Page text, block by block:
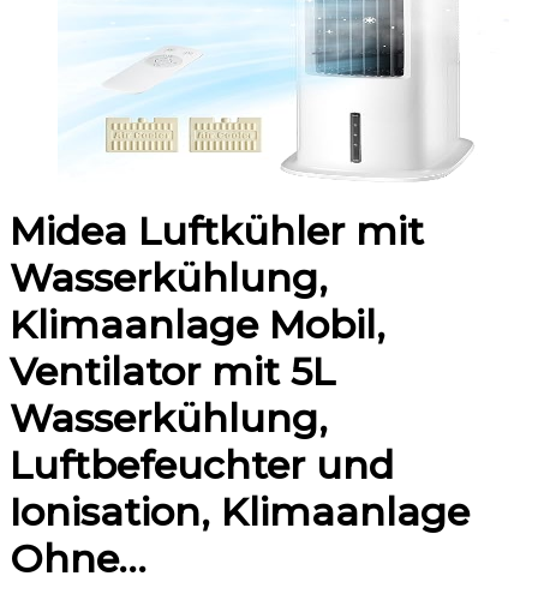
Midea Luftkühler mit
Wasserkühlung,
Klimaanlage Mobil,
Ventilator mit 5L
Wasserkühlung,
Luftbefeuchter und
Ionisation, Klimaanlage
Ohne…